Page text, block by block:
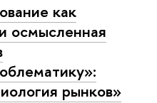
как
осмысленная
рынков»